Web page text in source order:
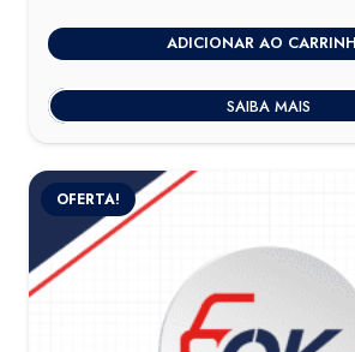
ADICIONAR AO
SAIBA MAIS
OFERTA!